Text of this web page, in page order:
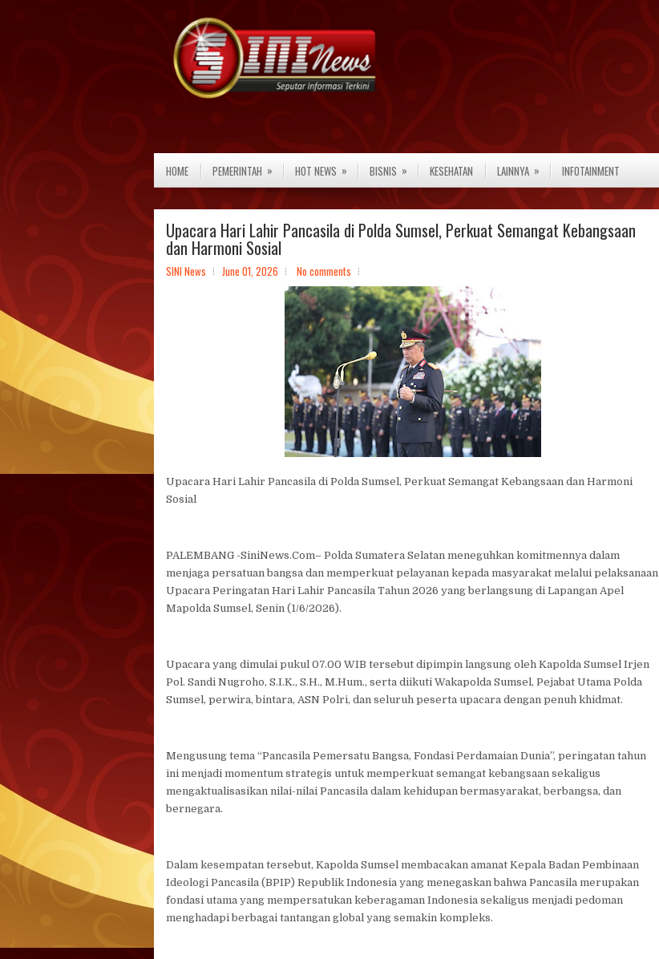
HOME PEMERINTAH » HOT NEWS » BISNIS » KESEHATAN LAINNYA » INFOTAINMENT
Upacara Hari Lahir Pancasila di Polda Sumsel, Perkuat Semangat Kebangsaan
dan Harmoni Sosial
SINI News June 01, 2026 No comments
Upacara Hari Lahir Pancasila di Polda Sumsel, Perkuat Semangat Kebangsaan dan Harmoni
Sosial
PALEMBANG -SiniNews.Com– Polda Sumatera Selatan meneguhkan komitmennya dalam
menjaga persatuan bangsa dan memperkuat pelayanan kepada masyarakat melalui pelaksanaan
Upacara Peringatan Hari Lahir Pancasila Tahun 2026 yang berlangsung di Lapangan Apel
Mapolda Sumsel, Senin (1/6/2026).
Upacara yang dimulai pukul 07.00 WIB tersebut dipimpin langsung oleh Kapolda Sumsel Irjen
Pol. Sandi Nugroho, S.I.K., S.H., M.Hum., serta diikuti Wakapolda Sumsel, Pejabat Utama Polda
Sumsel, perwira, bintara, ASN Polri, dan seluruh peserta upacara dengan penuh khidmat.
Mengusung tema “Pancasila Pemersatu Bangsa, Fondasi Perdamaian Dunia”, peringatan tahun
ini menjadi momentum strategis untuk memperkuat semangat kebangsaan sekaligus
mengaktualisasikan nilai-nilai Pancasila dalam kehidupan bermasyarakat, berbangsa, dan
bernegara.
Dalam kesempatan tersebut, Kapolda Sumsel membacakan amanat Kepala Badan Pembinaan
Ideologi Pancasila (BPIP) Republik Indonesia yang menegaskan bahwa Pancasila merupakan
fondasi utama yang mempersatukan keberagaman Indonesia sekaligus menjadi pedoman
menghadapi berbagai tantangan global yang semakin kompleks.